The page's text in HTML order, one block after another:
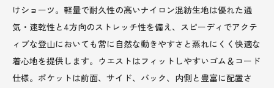
けショーツ。軽量で耐久性の高いナイロン混紡生地は優れた通
気・速乾性と4方向のストレッチ性を備え、スピーディでアクテ
ィブな登山においても常に自然な動きやすさと蒸れにくく快適な
着心地を提供します。ウエストはフィットしやすいゴム＆コード
仕様。ポケットは前面、サイド、バック、内側と豊富に配置さ